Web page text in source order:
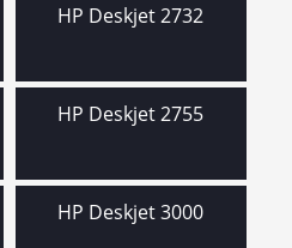
HP Deskjet 2732
HP Deskjet 2755
HP Deskjet 3000